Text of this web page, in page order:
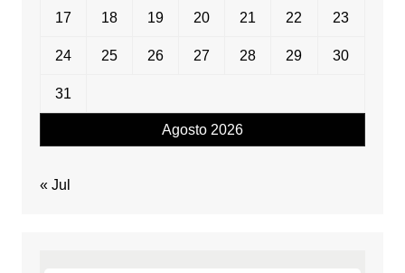
Agosto 2026
17 18 19 20 21 22 23
24 25 26 27 28 29 30
31
« Jul